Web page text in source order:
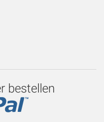
bestellen